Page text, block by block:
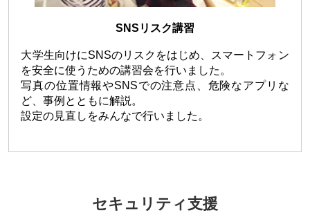
SNSリスク講習
大学生向けにSNSのリスクをはじめ、スマートフォン
を安全に使うための講習会を行いました。
写真の位置情報やSNSでの注意点、危険なアプリな
ど、事例とともに解説。
設定の見直しをみんなで行いました。
セキュリティ支援